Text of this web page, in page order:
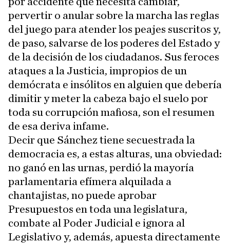
pervertir o anular sobre la marcha las reglas
del juego para atender los peajes suscritos y,
de paso, salvarse de los poderes del Estado y
de la decisión de los ciudadanos. Sus feroces
ataques a la Justicia, impropios de un
demócrata e insólitos en alguien que debería
dimitir y meter la cabeza bajo el suelo por
toda su corrupción mafiosa, son el resumen
de esa deriva infame.
Decir que Sánchez tiene secuestrada la
democracia es, a estas alturas, una obviedad:
no ganó en las urnas, perdió la mayoría
parlamentaria efímera alquilada a
chantajistas, no puede aprobar
Presupuestos en toda una legislatura,
combate al Poder Judicial e ignora al
Legislativo y, además, apuesta directamente